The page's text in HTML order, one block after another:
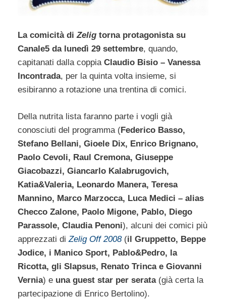
La comicità diZelig torna protagonista su
Canale5 da lunedì 29 settembre, quando,
capitanati dalla coppia Claudio Bisio – Vanessa
Incontrada, per la quinta volta insieme, si
esibiranno a rotazione una trentina di comici.
Della nutrita lista faranno parte i vogli già
conosciuti del programma (Federico Basso,
Stefano Bellani, Gioele Dix, Enrico Brignano,
Paolo Cevoli, Raul Cremona, Giuseppe
Giacobazzi, Giancarlo Kalabrugovich,
Katia&Valeria, Leonardo Manera, Teresa
Mannino, Marco Marzocca, Luca Medici – alias
Checco Zalone, Paolo Migone, Pablo, Diego
Parassole, Claudia Penoni), alcuni dei comici più
apprezzati di Zelig Off 2008(il Gruppetto, Beppe
Jodice, i Manico Sport, Pablo&Pedro, la
Ricotta, gli Slapsus, Renato Trinca e Giovanni
Vernia) e una guest star per serata(già certa la
partecipazione di Enrico Bertolino).